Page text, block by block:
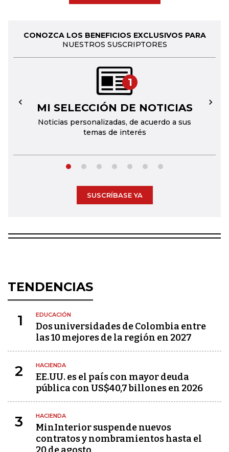
CONOZCA LOS BENEFICIOS EXCLUSIVOS PARA
NUESTROS SUSCRIPTORES
1
MI SELECCIÓN DE NOTICIAS
Noticias personalizadas, de acuerdo a sus
temas de interés
← →
SUSCRÍBASE YA
TENDENCIAS
1 EDUCACIÓN
Dos universidades de Colombia entre
las 10 mejores de la región en 2027
2 HACIENDA
EE.UU. es el país con mayor deuda
pública con US$40,7 billones en 2026
3 HACIENDA
MinInterior suspende nuevos
contratos y nombramientos hasta el